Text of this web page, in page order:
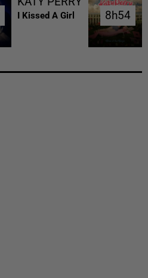
I Kissed A Girl 8h54
8h54